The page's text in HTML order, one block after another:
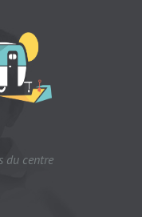
du centre